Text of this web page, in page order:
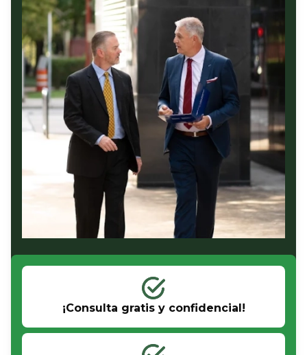
¡Consulta gratis y confidencial!